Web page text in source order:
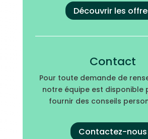
Découvrir les
Contact
Pour toute demande de
notre équipe est disponible
fournir des conseils
Contactez-nous